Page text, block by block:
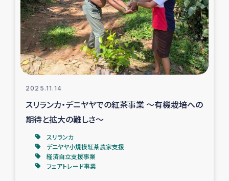
ガザ地区酪農を通した女性グループの生計支援
ふりかけ普及と食生活改善による栄養改善事業
フェアトレード事業
女性の生計向上を通じた子どもの栄養改善事業
民際教育
2025.11.14
スリランカ・デニヤヤでの紅茶事業 ～有機栽培への
期待と拡大の難しさ～
スリランカ
デニヤヤ小規模紅茶農家支援
経済自立支援事業
フェアトレード事業